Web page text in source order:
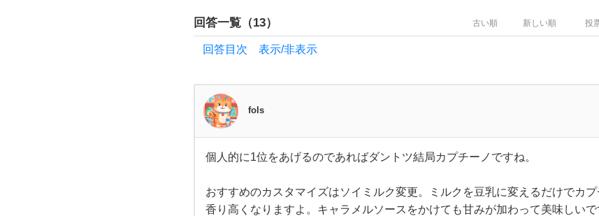
す
す
め
の
メ
ニ
回答一覧（13） 投
新しい順
古い順
回答目次 表示/非表示
fols
個人
1位
をあ
げる
個人的に1位をあげるのであればダントツ結局カプチーノですね。
おすすめのカスタマイズはソイミルク変更。ミルクを豆乳に変えるだけでカプ
香り高くなりますよ。キャラメルソースをかけても甘みが加わって美味しいで